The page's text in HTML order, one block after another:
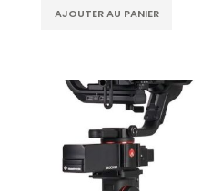
AJOUTER AU PANIER